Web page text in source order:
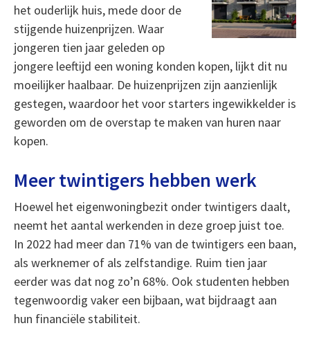
het ouderlijk huis, mede door de
stijgende huizenprijzen. Waar
jongeren tien jaar geleden op
jongere leeftijd een woning konden kopen, lijkt dit nu
moeilijker haalbaar. De huizenprijzen zijn aanzienlijk
gestegen, waardoor het voor starters ingewikkelder is
geworden om de overstap te maken van huren naar
kopen.
Meer twintigers hebben werk
Hoewel het eigenwoningbezit onder twintigers daalt,
neemt het aantal werkenden in deze groep juist toe.
In 2022 had meer dan 71% van de twintigers een baan,
als werknemer of als zelfstandige. Ruim tien jaar
eerder was dat nog zo’n 68%. Ook studenten hebben
tegenwoordig vaker een bijbaan, wat bijdraagt aan
hun financiële stabiliteit.